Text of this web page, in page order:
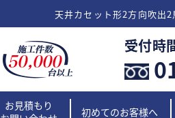
天井カセット形2方向吹出
受付時
お見積もり
初めてのお客様へ